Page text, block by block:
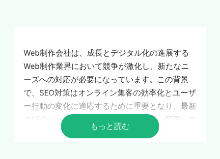
Web制作会社は、成長とデジタル化の進展する
Web制作業界において競争が激化し、新たなニ
ーズへの対応が必要になっています。この背景
で、SEO対策はオンライン集客の効率化とユーザ
ー行動の変化に適応するために重要となり、最新
のSEOトレンドへの理解とアルゴリズム変更への
対応が不可欠です。業界特有のキーワード戦略、
もっと読む